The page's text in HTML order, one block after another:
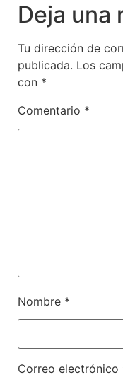
Deja una
Tu dirección de
publicada. Los
con *
Comentario *
Nombre *
Correo electrónico